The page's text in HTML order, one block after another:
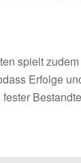
spielt
Erfolge